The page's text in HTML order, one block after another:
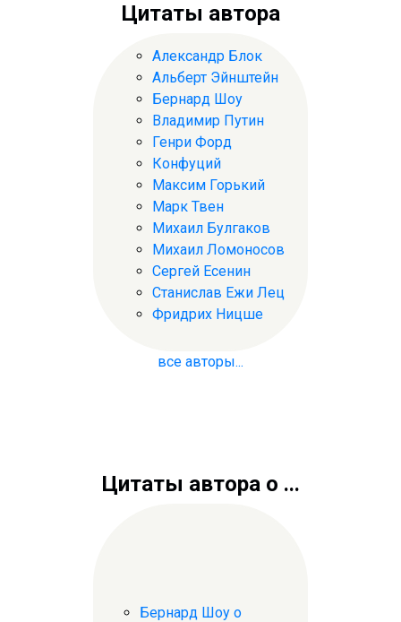
Цитаты автора
Александр Блок
Альберт Эйнштейн
Бернард Шоу
Владимир Путин
Генри Форд
Конфуций
Максим Горький
Марк Твен
Михаил Булгаков
Михаил Ломоносов
Сергей Есенин
Станислав Ежи Лец
Фридрих Ницше
все авторы...
Цитаты автора о ...
Бернард Шоу о